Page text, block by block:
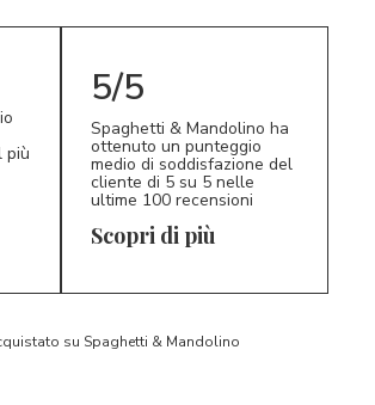
più
5/5
Spaghetti & Mandolino ha
ottenuto un punteggio
medio di soddisfazione del
cliente di 5 su 5 nelle
ultime 100 recensioni
Scopri di più
su Spaghetti & Mandolino